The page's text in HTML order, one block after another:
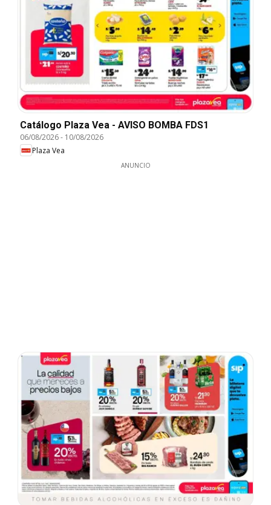
Catálogo Plaza Vea - AVISO BOMBA FDS1
06/08/2026- 10/08/2026
Plaza Vea
ANUNCIO